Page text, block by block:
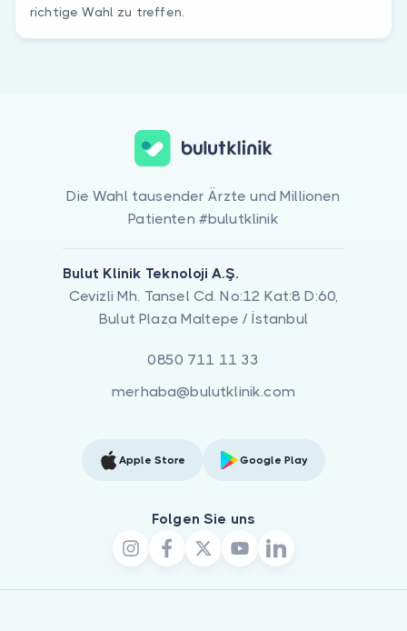
richtige Wahl zu treffen.
Die Wahl tausender Ärzte und Millionen
Patienten #bulutklinik
Bulut Klinik Teknoloji A.Ş.
Cevizli Mh. Tansel Cd. No:12 Kat:8 D:60,
Bulut Plaza Maltepe / İstanbul
0850 711 11 33
merhaba@bulutklinik.com
Apple Store Google Play
Folgen Sie uns